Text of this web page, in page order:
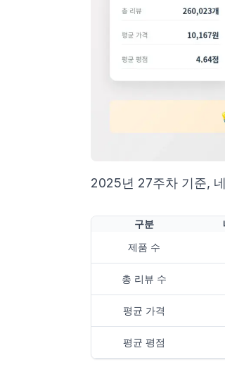
2025년 27주차 기준,
구분
제품 수
총 리뷰 수
평균 가격
평균 평점